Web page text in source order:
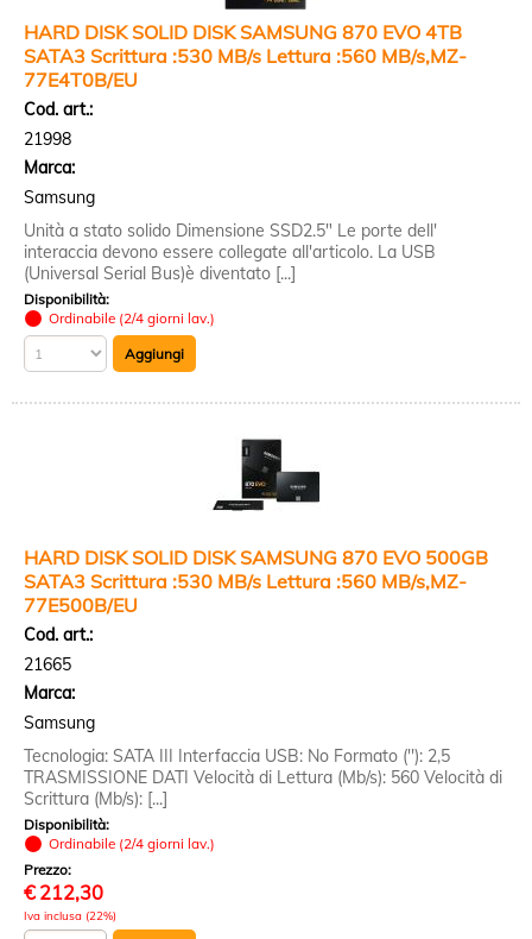
HARD DISK SOLID DISK SAMSUNG 870 EVO 4TB
SATA3 Scrittura :530 MB/s Lettura :560 MB/s,MZ-
77E4T0B/EU
Cod. art.:
21998
Marca:
Samsung
Unità a stato solido Dimensione SSD2.5" Le porte dell'
interaccia devono essere collegate all'articolo. La USB
(Universal Serial Bus)è diventato [...]
Disponibilità:
Ordinabile (2/4 giorni lav.)
HARD DISK SOLID DISK SAMSUNG 870 EVO 500GB
SATA3 Scrittura :530 MB/s Lettura :560 MB/s,MZ-
77E500B/EU
Cod. art.:
21665
Marca:
Samsung
Tecnologia: SATA III Interfaccia USB: No Formato (''): 2,5
TRASMISSIONE DATI Velocità di Lettura (Mb/s): 560 Velocità di
Scrittura (Mb/s): [...]
Disponibilità:
Ordinabile (2/4 giorni lav.)
Prezzo:
€ 212,30
Iva inclusa (22%)